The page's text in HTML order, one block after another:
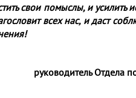
свои помыслы, и
всех нас, и даст
руководитель Отдела